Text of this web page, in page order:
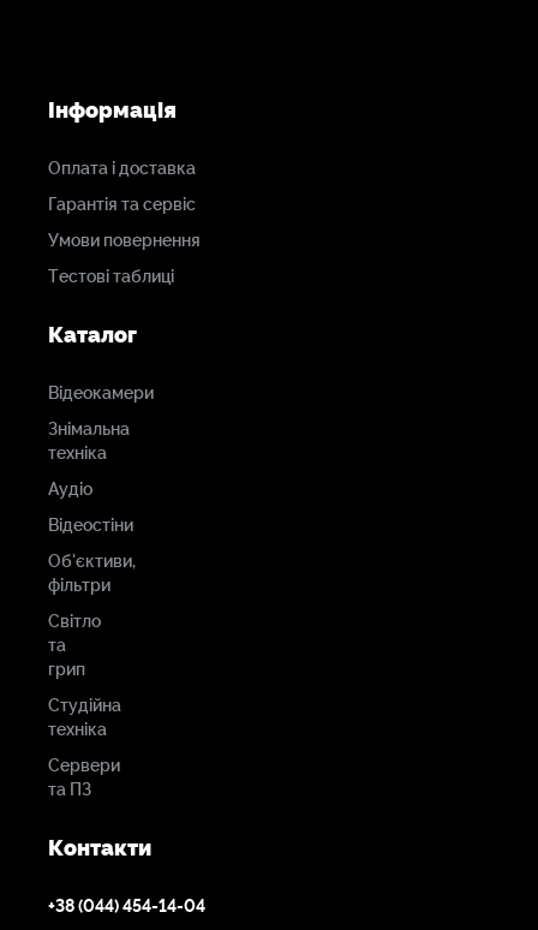
Інформація
Оплата і доставка
Гарантія та сервіс
Умови повернення
Тестові таблиці
Каталог
Відеокамери
Знімальна
техніка
Аудіо
Відеостіни
Об'єктиви,
фільтри
Світло
та
грип
Студійна
техніка
Сервери
та ПЗ
Контакти
+38 (044) 454-14-04